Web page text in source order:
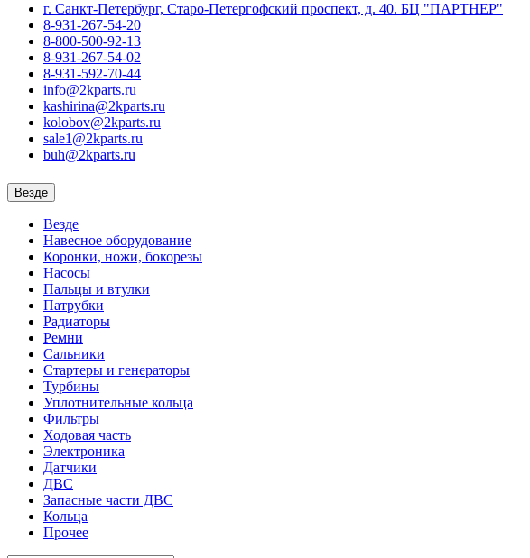
г. Санкт-Петербург, Старо-Петергофский проспект, д. 40. БЦ "ПАРТНЕР"
8-931-267-54-20
8-800-500-92-13
8-931-267-54-02
8-931-592-70-44
info@2kparts.ru
kashirina@2kparts.ru
kolobov@2kparts.ru
sale1@2kparts.ru
buh@2kparts.ru
Везде
Везде
Навесное оборудование
Коронки, ножи, бокорезы
Насосы
Пальцы и втулки
Патрубки
Радиаторы
Ремни
Сальники
Стартеры и генераторы
Турбины
Уплотнительные кольца
Фильтры
Ходовая часть
Электроника
Датчики
ДВС
Запасные части ДВС
Кольца
Прочее